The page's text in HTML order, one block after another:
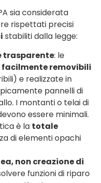
sia considerata
rispettati precisi
stabiliti dalla legge:
trasparente: le
facilmente removibili
e realizzate in
pannelli di
I montanti o telai di
essere minimali.
è la totale
di elementi opachi
non creazione di
funzioni di riparo